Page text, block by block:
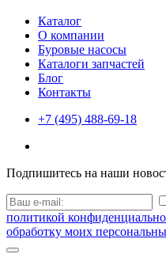
Каталог
О компании
Буровые насосы
Каталоги запчастей
Блог
Контакты
+7 (495) 488-69-18
Подпишитесь на наши
политикой
обработку моих